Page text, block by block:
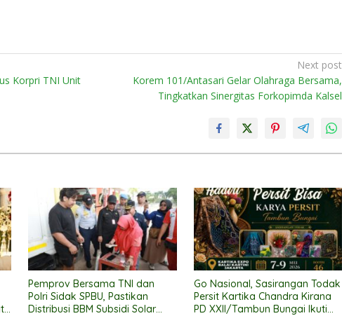
Korpri TNI Unit
Next post
Korem 101/Antasari Gelar Olahraga Bersama,
Tingkatkan Sinergitas Forkopimda Kalsel
Pemprov Bersama TNI dan
Polri Sidak SPBU, Pastikan
Distribusi BBM Subsidi Solar
Go Nasional, Sasirangan Todak
Persit Kartika Chandra Kirana
PD XXII/Tambun Bungai Ikuti